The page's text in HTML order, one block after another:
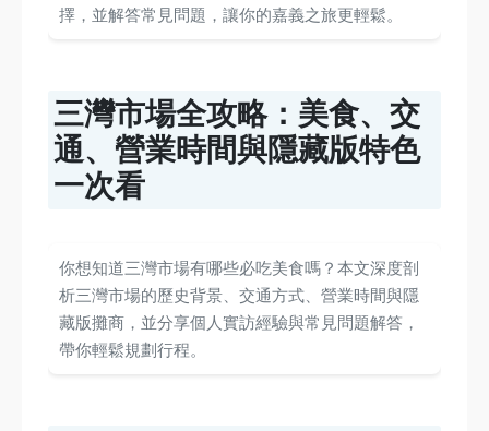
擇，並解答常見問題，讓你的嘉義之旅更輕鬆。
三灣市場全攻略：美食、交
通、營業時間與隱藏版特色
一次看
你想知道三灣市場有哪些必吃美食嗎？本文深度剖
析三灣市場的歷史背景、交通方式、營業時間與隱
藏版攤商，並分享個人實訪經驗與常見問題解答，
帶你輕鬆規劃行程。